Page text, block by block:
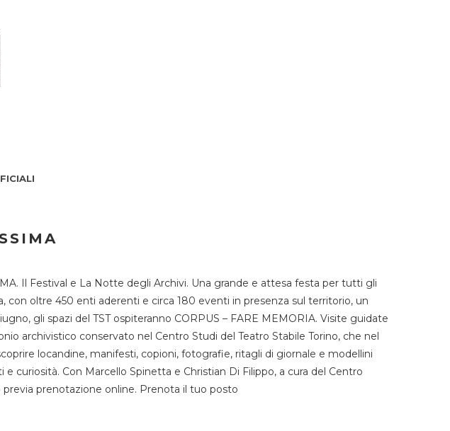
Il Festival e La Notte degli Archivi. Una grande e attesa festa per tutti gli
con oltre 450 enti aderenti e circa 180 eventi in presenza sul territorio, un
gli spazi del TST ospiteranno CORPUS – FARE MEMORIA. Visite guidate
archivistico conservato nel Centro Studi del Teatro Stabile Torino, che nel
locandine, manifesti, copioni, fotografie, ritagli di giornale e modellini
curiosità. Con Marcello Spinetta e Christian Di Filippo, a cura del Centro
previa prenotazione online. Prenota il tuo posto